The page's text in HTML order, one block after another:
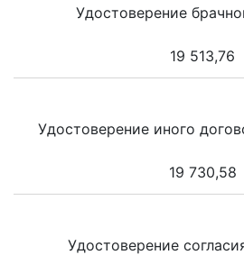
Удостоверение
19 513,76
Удостоверение иного
19 730,58
Удостоверение